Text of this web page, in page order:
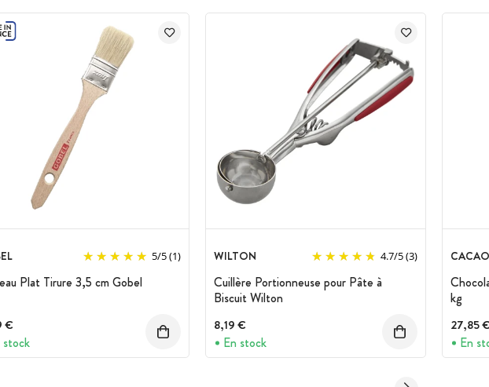
5/5(1)
Plat Tirure 3,5 cm Gobel
€
stock
WILTON 4.7/5(3)
Cuillère Portionneuse pour Pâte à
Biscuit Wilton
8,19 €
En stock
kg
27,85
En